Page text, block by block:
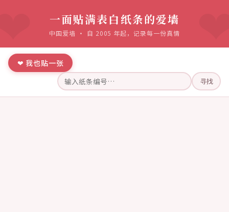
一面贴满表白纸条的爱墙
中国爱墙 · 自 2005 年起，记录每一份真情
❤ 我也贴一张
寻找